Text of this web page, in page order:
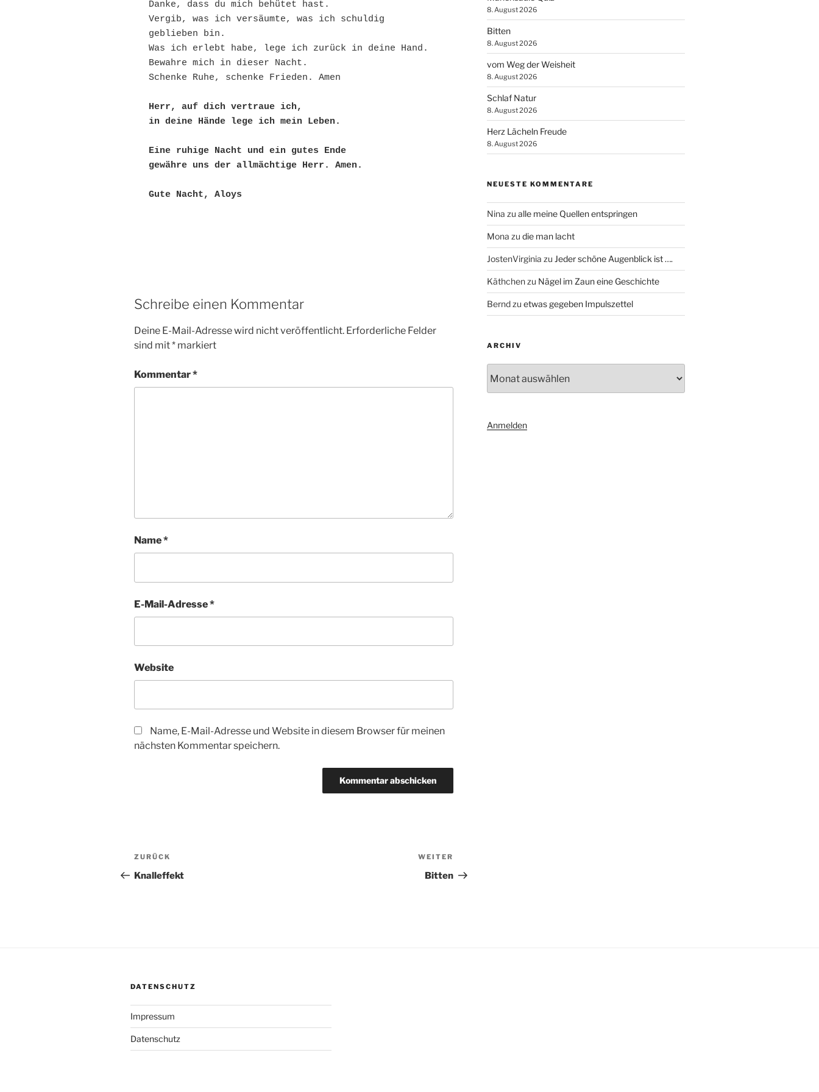
Danke, dass du mich behütet hast.
Vergib, was ich versäumte, was ich schuldig
geblieben bin.
Was ich erlebt habe, lege ich zurück in deine Hand.
Bewahre mich in dieser Nacht.
Schenke Ruhe, schenke Frieden. Amen
Herr, auf dich vertraue ich,
in deine Hände lege ich mein Leben.
Eine ruhige Nacht und ein gutes Ende
gewähre uns der allmächtige Herr. Amen.
Gute Nacht, Aloys
Schreibe einen Kommentar
Deine E-Mail-Adresse wird nicht veröffentlicht. Erforderliche Felder
sind mit* markiert
Kommentar*
Name*
E-Mail-Adresse*
Website
Name, E-Mail-Adresse und Website in diesem Browser für meinen
nächsten Kommentar speichern.
Beitragsnavigation
Vorheriger
Beitrag
ZURÜCK
Knalleffekt
Beitrag
WEITER
Bitten
8. August 2026
Bitten
8. August 2026
vom Weg der Weisheit
8. August 2026
Schlaf Natur
8. August 2026
Herz Lächeln Freude
8. August 2026
NEUESTE KOMMENTARE
Nina zu alle meine Quellen entspringen
Mona zu die man lacht
JostenVirginia zu Jeder schöne Augenblick ist ….
Käthchenzu Nägel im Zaun eine Geschichte
Berndzu etwas gegeben Impulszettel
ARCHIV
Anmelden
DATENSCHUTZ
Impressum
Datenschutz